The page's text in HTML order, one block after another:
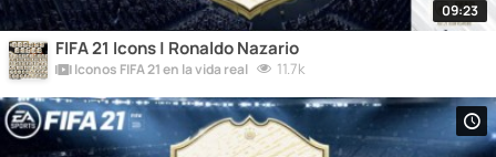
09:23
FIFA 21 Icons | Ronaldo Nazario
Iconos FIFA 21 en la vida real 11.7k